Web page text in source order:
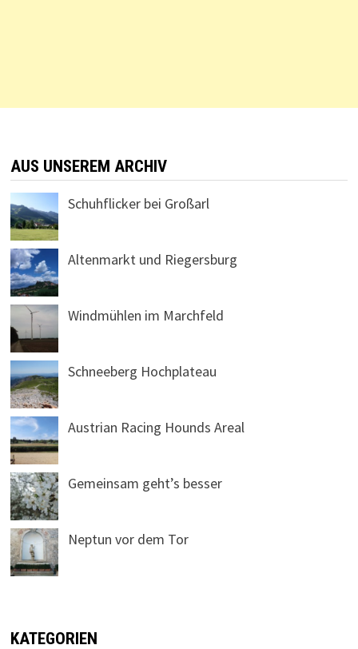
AUS UNSEREM ARCHIV
Schuhflicker bei Großarl
Altenmarkt und Riegersburg
Windmühlen im Marchfeld
Schneeberg Hochplateau
Austrian Racing Hounds Areal
Gemeinsam geht’s besser
Neptun vor dem Tor
KATEGORIEN